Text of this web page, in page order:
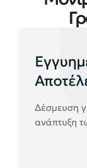
Δέσμευση
ανάπτυξη